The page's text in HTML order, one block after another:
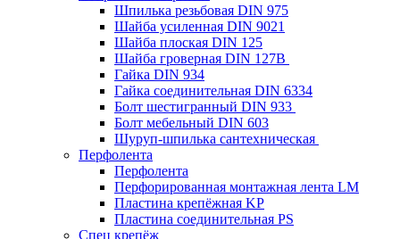
Шпилька резьбовая DIN 975
Шайба усиленная DIN 9021
Шайба плоская DIN 125
Шайба гроверная DIN 127B
Гайка DIN 934
Гайка соединительная DIN 6334
Болт шестигранный DIN 933
Болт мебельный DIN 603
Шуруп-шпилька сантехническая
Перфолента
Перфолента
Перфорированная монтажная лента LM
Пластина крепёжная KP
Пластина соединительная PS
Спец крепёж